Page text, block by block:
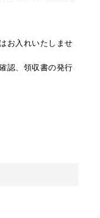
お入れいたしませ
認、領収書の発行